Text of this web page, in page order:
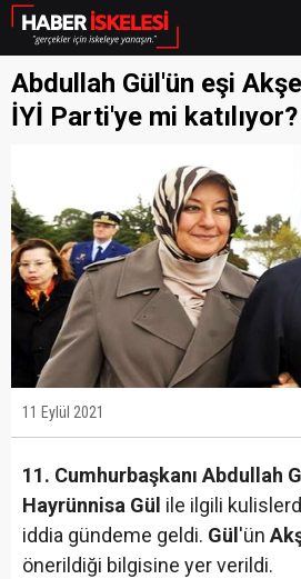
Abdullah Gül'ün eşi
İYİ Parti'ye mi katılıyor?
11 Eylül 2021
11. Cumhurbaşkanı Abdullah
Hayrünnisa Gül ile ilgili
iddia gündeme geldi. Gül 'ün
önerildiği bilgisine yer verildi.